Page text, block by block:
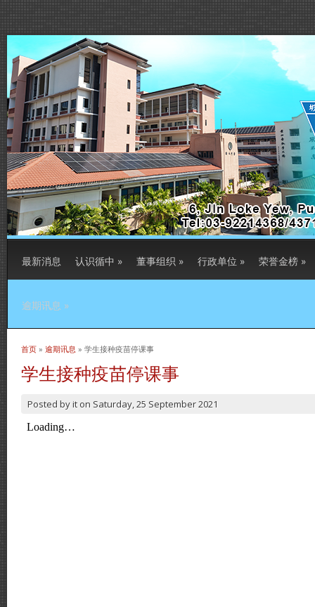
最新消息 认识循中 » 董事组织 » 行政单位 » 荣誉金榜 »
逾期讯息 »
当前位置
首页 » 逾期讯息 » 学生接种疫苗停课事
学生接种疫苗停课事
Posted byit on Saturday, 25 September 2021